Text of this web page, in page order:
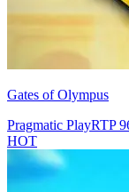
Gates of Olympus
Pragmatic PlayRTP
HOT